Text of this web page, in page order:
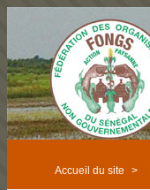
Accueil du site >